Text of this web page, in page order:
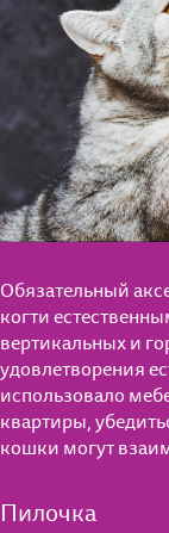
Обязательный
когти
вертикальных и
удовлетворения
использовало
квартиры,
кошки могут
Пилочка